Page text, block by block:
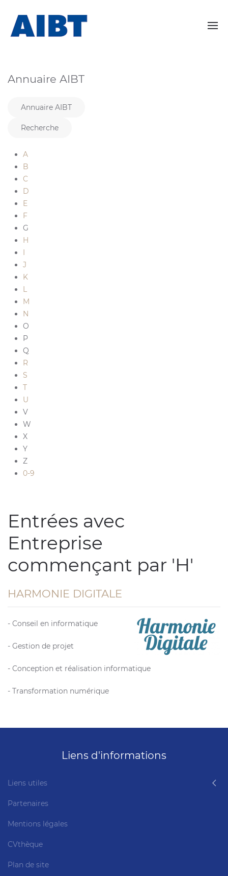
Annuaire AIBT
Annuaire AIBT
Recherche
A
B
C
D
E
F
G
H
I
J
K
L
M
N
O
P
Q
R
S
T
U
V
W
X
Y
Z
0-9
Entrées avec
Entreprise
commençant par 'H'
HARMONIE DIGITALE
- Conseil en informatique
- Gestion de projet
- Conception et réalisation informatique
- Transformation numérique
Liens d'informations
Liens utiles
Partenaires
Mentions légales
CVthèque
Plan de site